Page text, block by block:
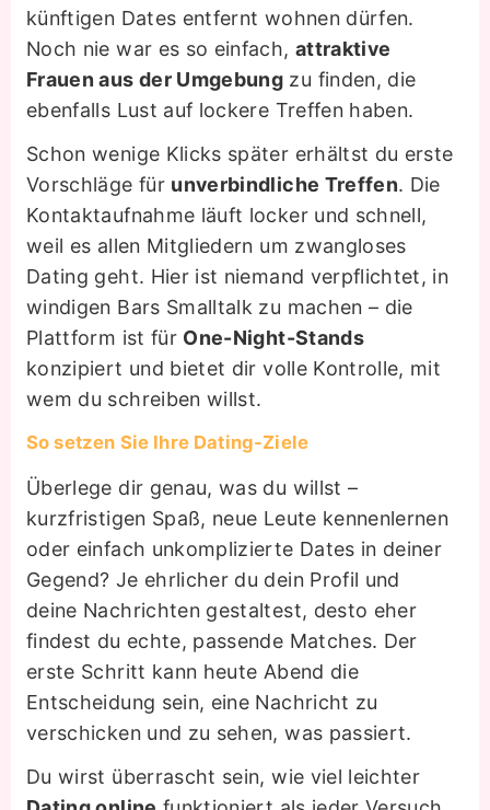
künftigen Dates entfernt wohnen dürfen.
Noch nie war es so einfach, attraktive
Frauen aus der Umgebung zu finden, die
ebenfalls Lust auf lockere Treffen haben.
Schon wenige Klicks später erhältst du erste
Vorschläge für unverbindliche Treffen. Die
Kontaktaufnahme läuft locker und schnell,
weil es allen Mitgliedern um zwangloses
Dating geht. Hier ist niemand verpflichtet, in
windigen Bars Smalltalk zu machen – die
Plattform ist für One-Night-Stands
konzipiert und bietet dir volle Kontrolle, mit
wem du schreiben willst.
So setzen Sie Ihre Dating-Ziele
Überlege dir genau, was du willst –
kurzfristigen Spaß, neue Leute kennenlernen
oder einfach unkomplizierte Dates in deiner
Gegend? Je ehrlicher du dein Profil und
deine Nachrichten gestaltest, desto eher
findest du echte, passende Matches. Der
erste Schritt kann heute Abend die
Entscheidung sein, eine Nachricht zu
verschicken und zu sehen, was passiert.
Du wirst überrascht sein, wie viel leichter